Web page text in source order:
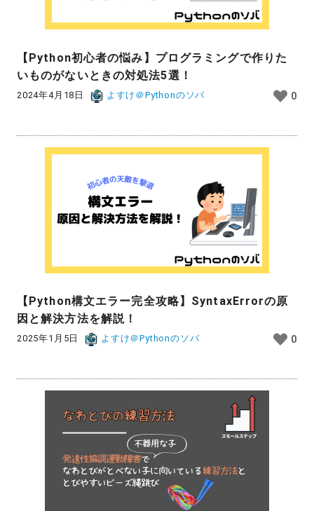
【Python初心者の悩み】プログラミングで作りた
いものがないときの対処法5選！
2024年4月18日 よすけ＠Pythonのソバ 0
【Python構文エラー完全攻略】SyntaxErrorの原
因と解決方法を解説！
2025年1月5日 よすけ＠Pythonのソバ 0